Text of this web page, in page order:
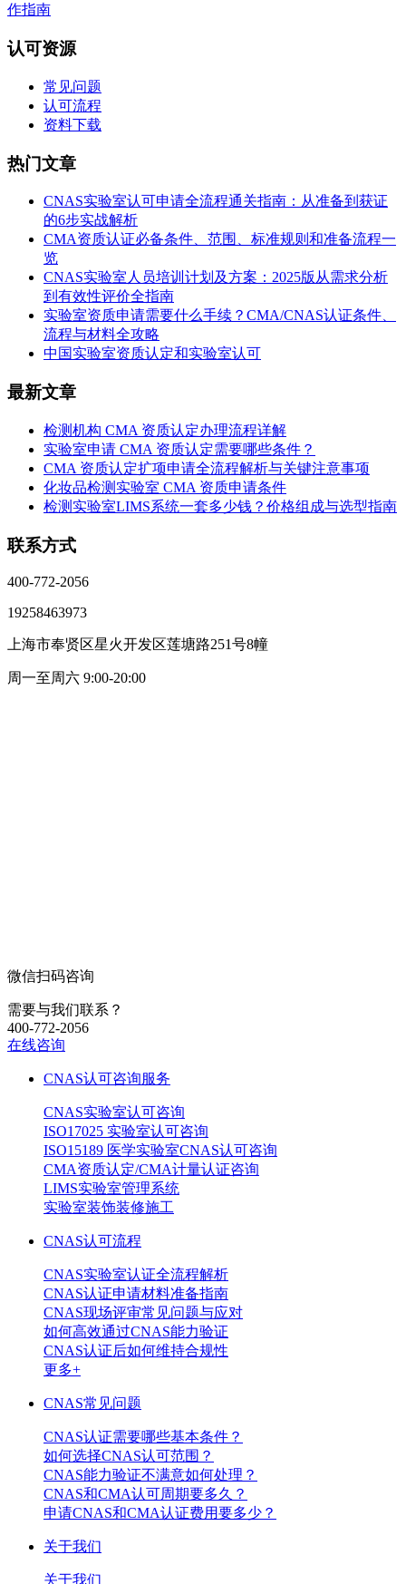
作指南
认可资源
常见问题
认可流程
资料下载
热门文章
CNAS实验室认可申请全流程通关指南：从准备到获证
的6步实战解析
CMA资质认证必备条件、范围、标准规则和准备流程一
览
CNAS实验室人员培训计划及方案：2025版从需求分析
到有效性评价全指南
实验室资质申请需要什么手续？CMA/CNAS认证条件、
流程与材料全攻略
中国实验室资质认定和实验室认可
最新文章
检测机构 CMA 资质认定办理流程详解
实验室申请 CMA 资质认定需要哪些条件？
CMA 资质认定扩项申请全流程解析与关键注意事项
化妆品检测实验室 CMA 资质申请条件
检测实验室LIMS系统一套多少钱？价格组成与选型指南
联系方式
400-772-2056
19258463973
上海市奉贤区星火开发区莲塘路251号8幢
周一至周六 9:00-20:00
微信扫码咨询
需要与我们联系？
400-772-2056
在线咨询
CNAS认可咨询服务
CNAS实验室认可咨询
ISO17025 实验室认可咨询
ISO15189 医学实验室CNAS认可咨询
CMA资质认定/CMA计量认证咨询
LIMS实验室管理系统
实验室装饰装修施工
CNAS认可流程
CNAS实验室认证全流程解析
CNAS认证申请材料准备指南
CNAS现场评审常见问题与应对
如何高效通过CNAS能力验证
CNAS认证后如何维持合规性
更多+
CNAS常见问题
CNAS认证需要哪些基本条件？
如何选择CNAS认可范围？
CNAS能力验证不满意如何处理？
CNAS和CMA认可周期要多久？
申请CNAS和CMA认证费用要多少？
关于我们
关于我们